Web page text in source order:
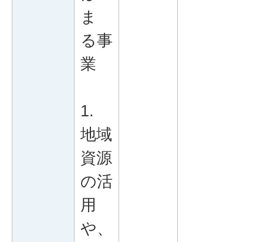
ま
る事
業
1.
地域
資源
の活
用
や、